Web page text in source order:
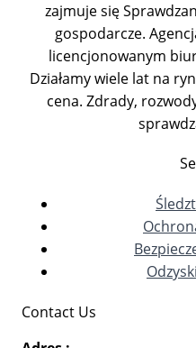
zajmuje się
gospodarcze.
licencjonowanym
Działamy wiele lat na
cena. Zdrady,
Contact Us